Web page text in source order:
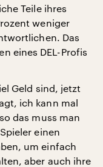
Teile ihres
weniger
Das
eines DEL-Profis
Geld sind, jetzt
ich kann mal
das muss man
einen
um einfach
aber auch ihre